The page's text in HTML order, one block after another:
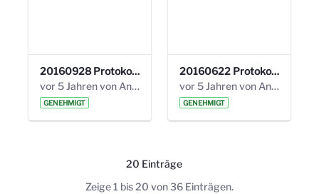
20160928 Protokoll 17. Steuerungskreis.pdf
vor 5 Jahren von Anni Schlumberger
GENEHMIGT
20160622 Protokoll 16. Steuerungskreis.pdf
vor 5 Jahren von Anni Schlumberger
GENEHMIGT
20 Einträge
Pro Seite
Zeige 1 bis 20 von 36 Einträgen.